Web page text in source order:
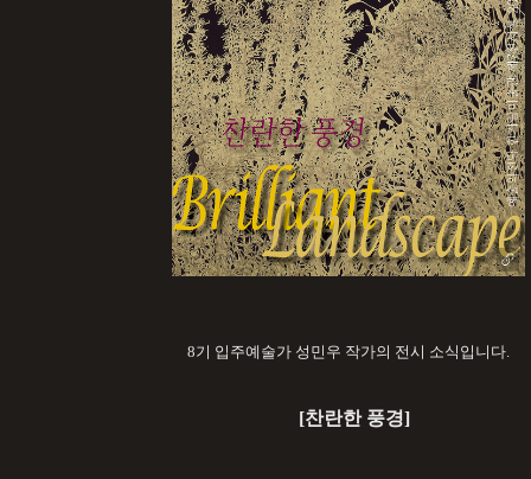
8기 입주예술가 성민우 작가의 전시 소식입니다
[찬란한 풍경]